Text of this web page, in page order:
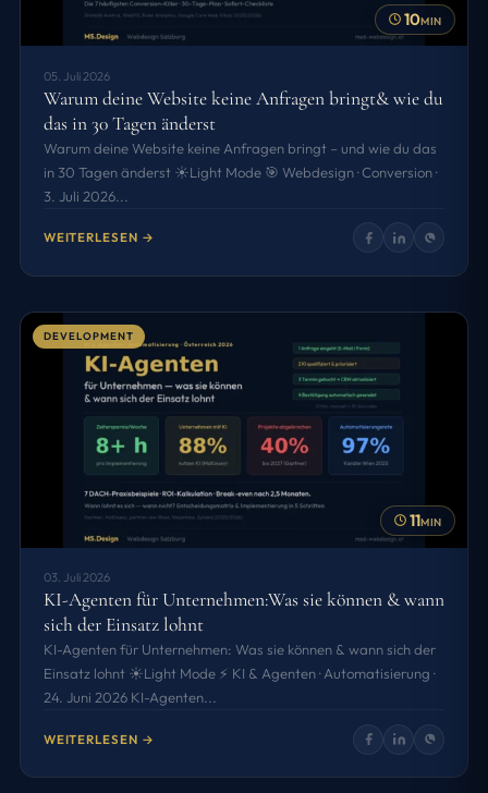
10MIN
05. Juli 2026
Warum deine Website keine Anfragen bringt& wie du
das in 30 Tagen änderst
Warum deine Website keine Anfragen bringt – und wie du das
in 30 Tagen änderst ☀️Light Mode 🎯 Webdesign · Conversion ·
3. Juli 2026...
WEITERLESEN →
DEVELOPMENT
11MIN
03. Juli 2026
KI-Agenten für Unternehmen:Was sie können & wann
sich der Einsatz lohnt
KI-Agenten für Unternehmen: Was sie können & wann sich der
Einsatz lohnt ☀️Light Mode ⚡ KI & Agenten · Automatisierung ·
24. Juni 2026 KI-Agenten...
WEITERLESEN →